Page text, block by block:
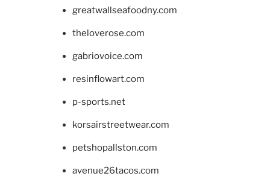
greatwallseafoodny.com
theloverose.com
gabriovoice.com
resinflowart.com
p-sports.net
korsairstreetwear.com
petshopallston.com
avenue26tacos.com